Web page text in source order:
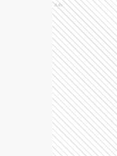
Ads